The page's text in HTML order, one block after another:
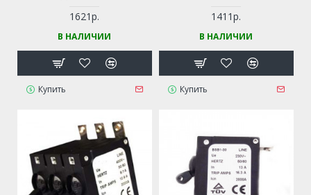
1621р.
В НАЛИЧИИ
Купить
1411р.
В НАЛИЧИИ
Купить